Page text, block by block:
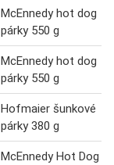
McEnnedy hot dog
párky 550 g
McEnnedy hot dog
párky 550 g
Hofmaier šunkové
párky 380 g
McEnnedy Hot Dog